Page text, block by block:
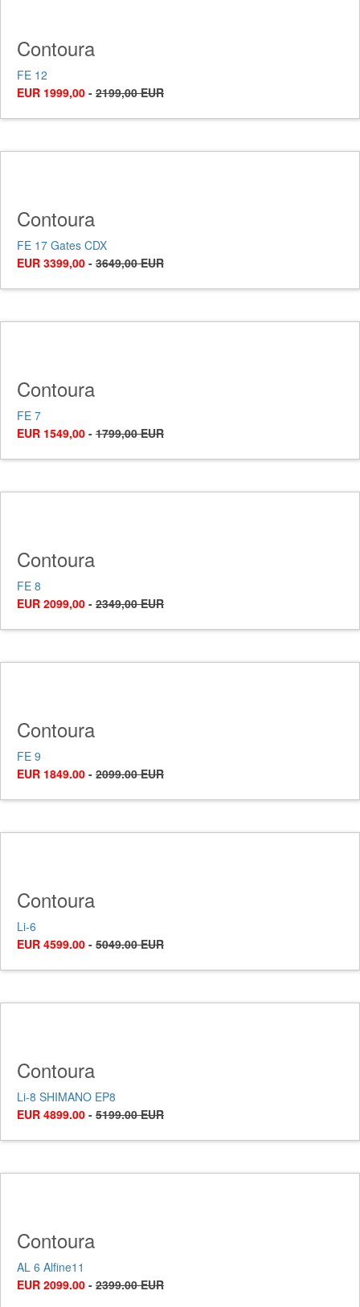
Contoura
FE 12
EUR 1999,00 - 2199,00 EUR
Contoura
FE 17 Gates CDX
EUR 3399,00 - 3649,00 EUR
Contoura
FE 7
EUR 1549,00 - 1799,00 EUR
Contoura
FE 8
EUR 2099,00 - 2349,00 EUR
Contoura
FE 9
EUR 1849.00 - 2099.00 EUR
Contoura
Li-6
EUR 4599.00 - 5049.00 EUR
Contoura
Li-8 SHIMANO EP8
EUR 4899.00 - 5199.00 EUR
Contoura
AL 6 Alfine11
EUR 2099.00 - 2399.00 EUR